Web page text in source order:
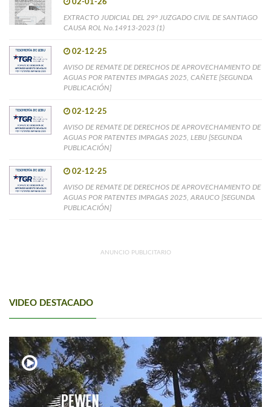
02-01-26
EXTRACTO JUDICIAL DEL 29° JUZGADO CIVIL DE SANTIAGO
CAUSA ROL No.14913-2023 (1)
02-12-25
AVISO DE REMATE DE DERECHOS DE APROVECHAMIENTO DE
AGUAS POR PATENTES IMPAGAS 2025, CAÑETE [SEGUNDA
PUBLICACIÓN]
02-12-25
AVISO DE REMATE DE DERECHOS DE APROVECHAMIENTO DE
AGUAS POR PATENTES IMPAGAS 2025, LEBU [SEGUNDA
PUBLICACIÓN]
02-12-25
AVISO DE REMATE DE DERECHOS DE APROVECHAMIENTO DE
AGUAS POR PATENTES IMPAGAS 2025, ARAUCO [SEGUNDA
PUBLICACIÓN]
ANUNCIO PUBLICITARIO
VIDEO DESTACADO